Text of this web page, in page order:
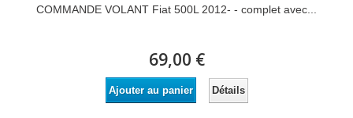
COMMANDE VOLANT Fiat 500L 2012- - complet avec...
69,00 €
Ajouter au panier Détails